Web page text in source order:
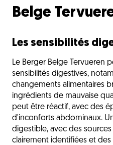
Belge
Les sensibilités
Le Berger Belge Tervueren
sensibilités digestives,
changements alimentaires
ingrédients de mauvaise
peut être réactif, avec des
d'inconforts abdominaux.
digestible, avec des
clairement identifiées et